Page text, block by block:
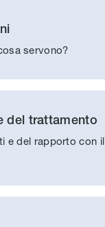
servono?
del trattamento
e del rapporto con il